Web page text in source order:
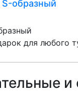
образный
для любого